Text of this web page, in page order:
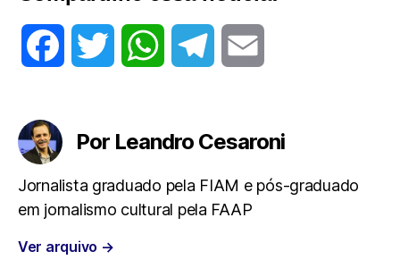
b
o
i
t
a
s g
Por Leandro Cesaroni
Jornalista graduado pela FIAM e pós-graduado
em jornalismo cultural pela FAAP
Ver arquivo →